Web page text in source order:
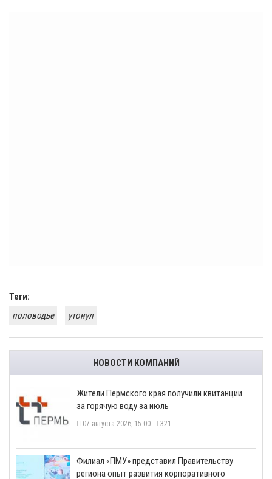
Теги:
половодье
утонул
НОВОСТИ КОМПАНИЙ
​Жители Пермского края получили квитанции
за горячую воду за июль
07 августа 2026, 15:00 321
​Филиал «ПМУ» представил Правительству
региона опыт развития корпоративного